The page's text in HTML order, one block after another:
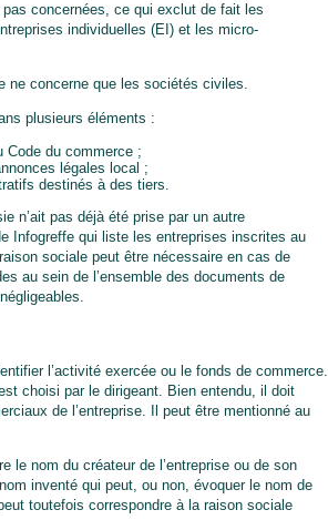
concernées, ce qui exclut de fait les
individuelles (EI) et les micro-
ne concerne que les sociétés civiles.
plusieurs éléments :
Code du commerce ;
légales local ;
destinés à des tiers.
n’ait pas déjà été prise par un autre
Infogreffe qui liste les entreprises inscrites au
sociale peut être nécessaire en cas de
au sein de l’ensemble des documents de
l’activité exercée ou le fonds de commerce.
choisi par le dirigeant. Bien entendu, il doit
de l’entreprise. Il peut être mentionné au
le nom du créateur de l’entreprise ou de son
inventé qui peut, ou non, évoquer le nom de
toutefois correspondre à la raison sociale